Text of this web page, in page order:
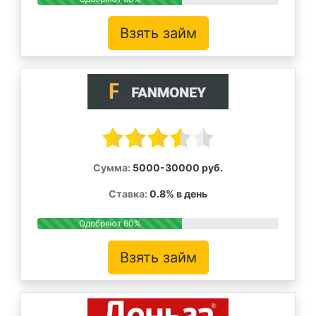
Взять займ
Сумма: 5000-30000 руб.
Ставка: 0.8% в день
Одобряют 60%
Взять займ